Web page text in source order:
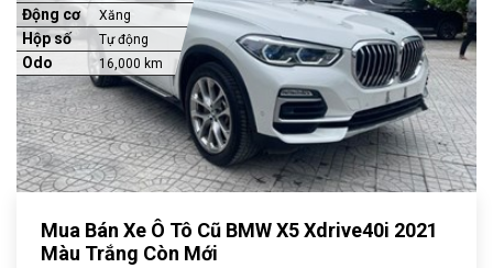
Động cơ Xăng
Hộp số Tự động
Odo 16,000 km
Mua Bán Xe Ô Tô Cũ BMW X5 Xdrive40i 2021
Màu Trắng Còn Mới